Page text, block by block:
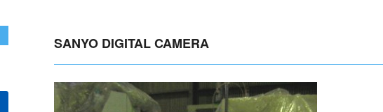
SANYO DIGITAL CAMERA